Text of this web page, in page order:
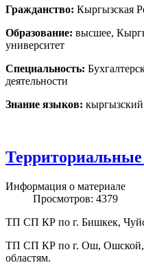
Гражданство: Кыргызская
Образование: высшее,
университет
Специальность:
деятельности
Знание языков:
Территориальные
Информация о материале
Просмотров: 4379
ТП СП КР по г. Бишкек,
ТП СП КР по г. Ош, Ошской,
областям.